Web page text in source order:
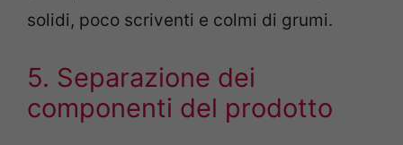
solidi, poco scriventi e colmi di grumi.
5. Separazione dei
componenti del prodotto